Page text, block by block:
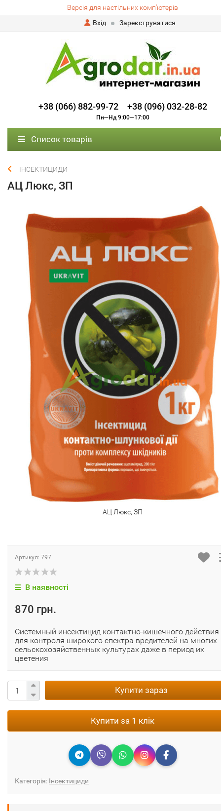
Версія для настільних комп'ютерів
Вхід
Зареєструватися
+38 (066) 882-99-72 +38 (096) 032-28-82
Пн—Нд 9:00—17:00
Список товарів
ІНСЕКТИЦИДИ
АЦ Люкс, ЗП
АЦ Люкс, ЗП
Артикул: 797
В наявності
870 грн.
Системный инсектицид контактно-кишечного действия
для контроля широкого спектра вредителей на многих
сельскохозяйственных культурах даже в период их
цветения
Купити зараз
Купити за 1 клік
Категорія: Інсектициди